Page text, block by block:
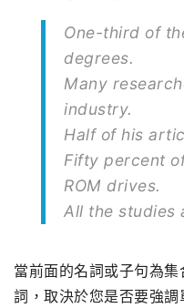
One-third of
degrees.
Many
industry.
Half of his
Fifty percent
ROM drives.
All the studies
當前面的名詞或子句為
詞，取決於您是否要強調